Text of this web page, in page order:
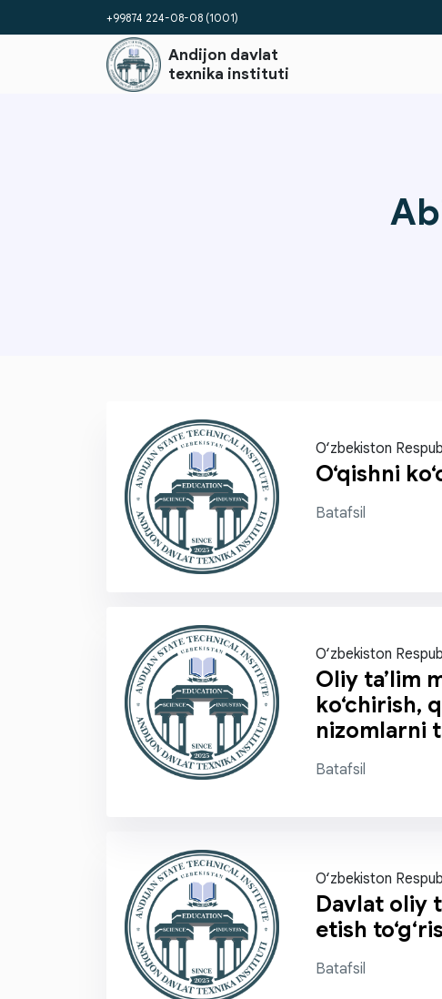
+99874 224-08-08 (1001)
Andijon davlat
texnika instituti
O‘zbekiston
O‘qishni
Batafsil
O‘zbekiston
Oliy ta’lim
ko‘chirish,
nizomlarni
Batafsil
O‘zbekiston
Davlat oliy
etish
Batafsil